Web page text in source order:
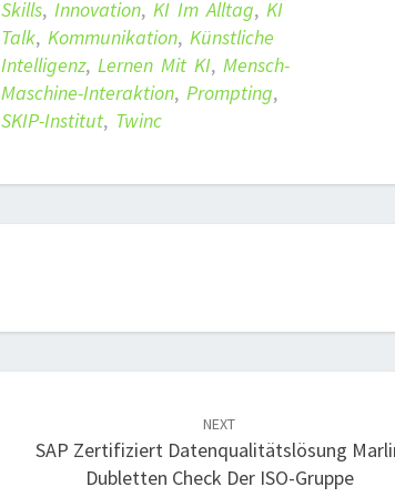
Skills, Innovation, KI Im Alltag, KI
Talk, Kommunikation, Künstliche
Intelligenz, Lernen Mit KI, Mensch-
Maschine-Interaktion, Prompting,
SKIP-Institut, Twinc
NEXT
SAP Zertifiziert Datenqualitätslösung
Dubletten Check Der ISO-Gruppe